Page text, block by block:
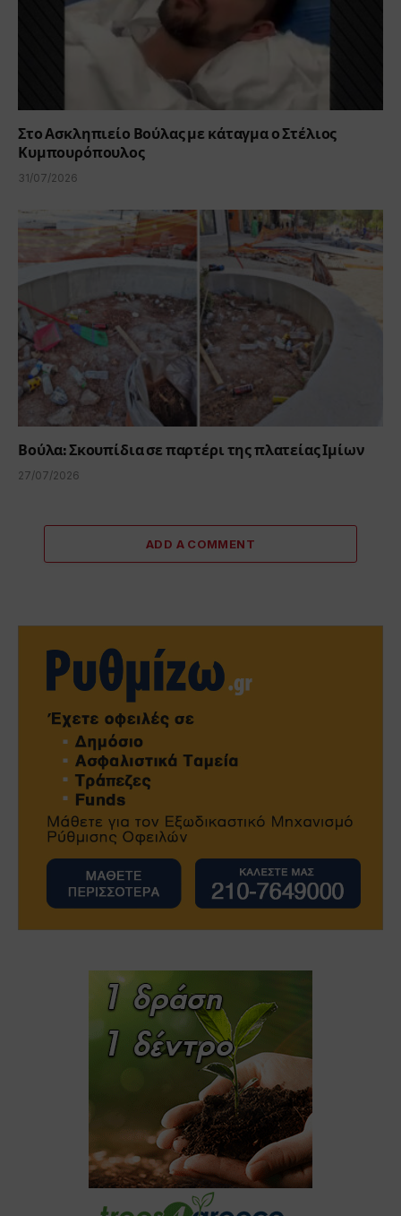
Στο Ασκληπιείο Βούλας με κάταγμα ο Στέλιος
Κυμπουρόπουλος
31/07/2026
Βούλα: Σκουπίδια σε παρτέρι της πλατείας Ιμίων
27/07/2026
ADD A COMMENT